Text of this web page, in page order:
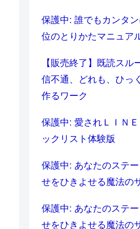
保護中: 誰でもカンタ
位のとりかたマニュア
【販売終了】既読スル
信不通、どれも、ひっ
作るワーク
保護中: 愛されＬＩＮ
ックリスト体験版
保護中: あなたのステ
せをひきよせる魔法
保護中: あなたのステ
せをひきよせる魔法